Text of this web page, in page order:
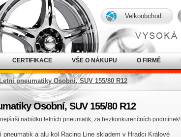
Letní pneumatiky Osobní, SUV 155/80 R12
Osobní, SUV 155/80 R12
nabídku letních pneumatik, za bezkonkurenčních podmínek!
pneumatik a alu kol Racing Line skladem v Hradci Králové
CERTIFIKACE VŠE O NÁKUPU O FIRMĚ
Velkoobchod